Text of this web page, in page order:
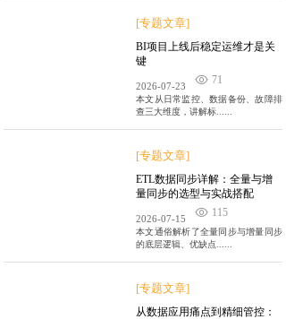
[专题文章]
BI项目上线后稳定运维才是关
键
2026-07-23 71
本文从日常监控、数据备份、故障排
查三大维度，讲解标......
[专题文章]
ETL数据同步详解：全量与增
量同步的选型与实战搭配
2026-07-15 115
本文通俗解析了全量同步与增量同步
的底层逻辑、优缺点......
[专题文章]
从数据应用痛点到精细管控：